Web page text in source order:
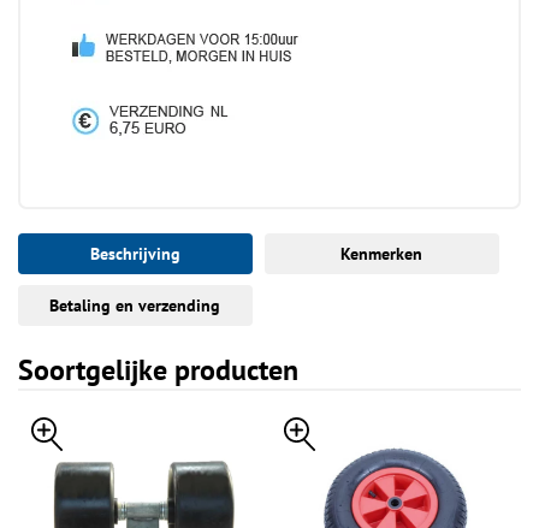
Beschrijving Kenmerken
Betaling en verzending
Soortgelijke producten